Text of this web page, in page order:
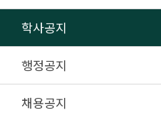
학사공지
행정공지
채용공지